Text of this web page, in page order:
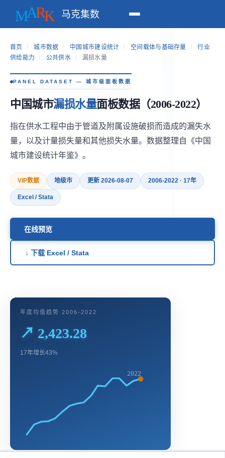
马克集数
首页 / 城市数据 / 中国城市建设统计 / 空间载体与基础存量 /
行业
供给能力
/ 公共供水 / 漏损水量
PANEL DATASET — 城市级面板数据
中国城市漏损水量面板数据（2006-2022）
指在供水工程中由于管道及附属设施破损而造成的漏失水
量，以及计量损失量和其他损失水量。数据整理自《中国
城市建设统计年鉴》。
VIP数据 地级市 更新 2026-08-07 2006-2022 · 17年
Excel / Stata
在线预览
↓ 下载 Excel / Stata
年度均值趋势 2006-2022
↗ 2,423.28
17年增长43%
2022